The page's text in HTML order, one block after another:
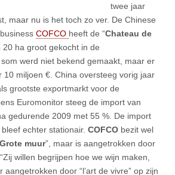
twee jaar
maar nu is het toch zo ver. De Chinese
COFCO heeft de “Chateau de
20 ha groot gekocht in de
werd niet bekend gemaakt, maar er
10 miljoen €. China oversteeg vorig jaar
grootste exportmarkt voor de
Euromonitor steeg de import van
gedurende 2009 met 55 %. De import
echter stationair. COFCO bezit wel
Grote muur”, maar is aangetrokken door
willen begrijpen hoe we wijn maken,
door “l’art de vivre” op zijn